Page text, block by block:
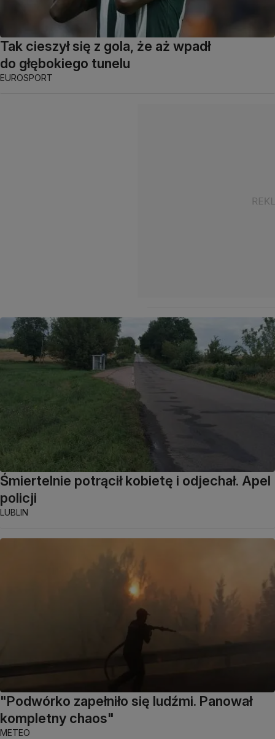
Tak cieszył się z gola, że aż wpadł
do głębokiego tunelu
EUROSPORT
Śmiertelnie potrącił kobietę i odjechał. Apel
policji
LUBLIN
"Podwórko zapełniło się ludźmi. Panował
kompletny chaos"
METEO